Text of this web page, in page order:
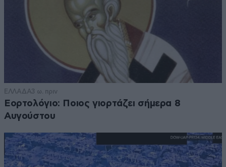
ΕΛΛΑΔΑ3 ω. πριν
Εορτολόγιο: Ποιος γιορτάζει σήμερα 8
Αυγούστου